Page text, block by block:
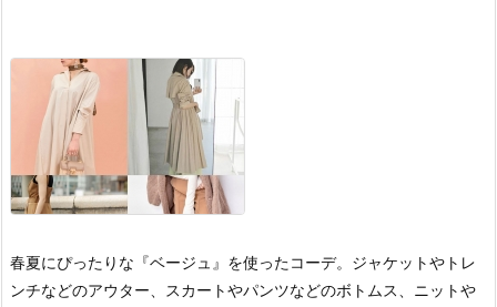
春夏にぴったりな『ベージュ』を使ったコーデ。 ジャケットやトレ
ンチなどのアウター、スカートやパンツなどのボトムス、ニットや